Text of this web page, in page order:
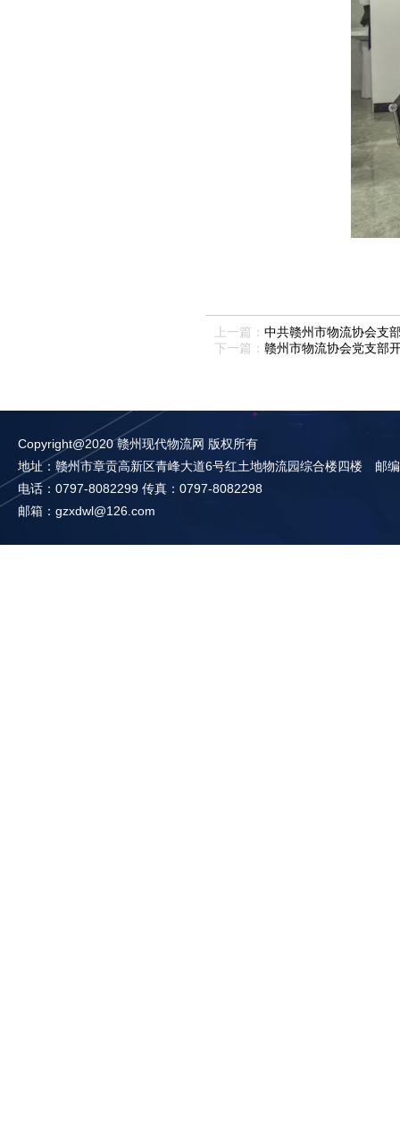
上一篇： 中共赣州市物流协会支
下一篇： 赣州市物流协会党支部
Copyright@2020 赣州现代物流网 版权所有
地址：赣州市章贡高新区青峰大道6号红土地物流园综合楼四楼 邮
电话：0797-8082299 传真：0797-8082298
邮箱：gzxdwl@126.com